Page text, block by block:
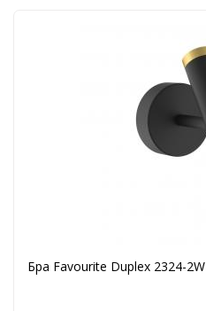
Бра Favourite Duplex 2324-2W